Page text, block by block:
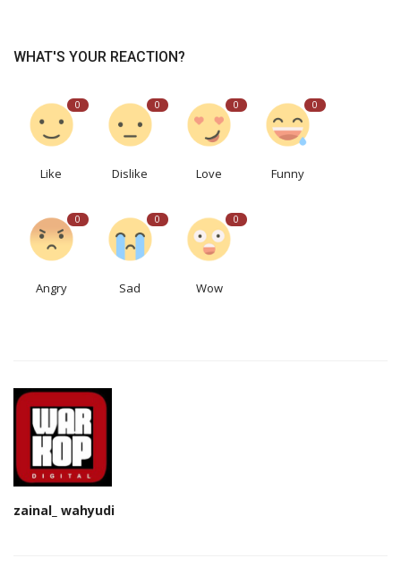
WHAT'S YOUR REACTION?
0
Like
0
Dislike
0
Love
0
Funny
0
Angry
0
Sad
0
Wow
zainal_ wahyudi